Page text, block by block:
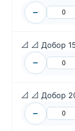
−
📐 📐 Добор
−
📐 📐 Добор
−